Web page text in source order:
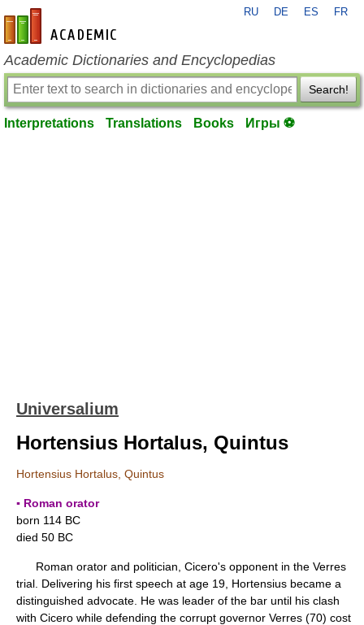
en-academic.com
RU DE ES FR
Academic Dictionaries and Encyclopedias
Search!
Interpretations Translations Books Игры ⚽
Universalium
Hortensius Hortalus, Quintus
Hortensius Hortalus, Quintus
▪ Roman orator
born 114 BC
died 50 BC
Roman orator and politician, Cicero's opponent in the Verres
trial. Delivering his first speech at age 19, Hortensius became a
distinguished advocate. He was leader of the bar until his clash
with Cicero while defending the corrupt governor Verres (70) cost